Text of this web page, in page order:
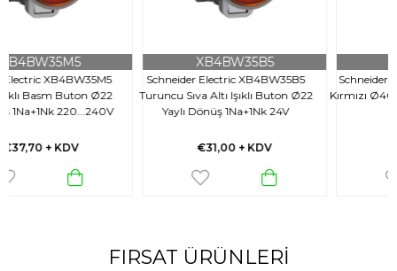
Schneider Electric XB4BW35B5
Turuncu Sıva Altı Işıklı Buton Ø22
Yaylı Dönüş 1Na+1Nk 24V
Schneider Electric XB4BS8442 -
Kırmızı Ø40 Acil Stop Butonu
FIRSAT ÜRÜNLERI